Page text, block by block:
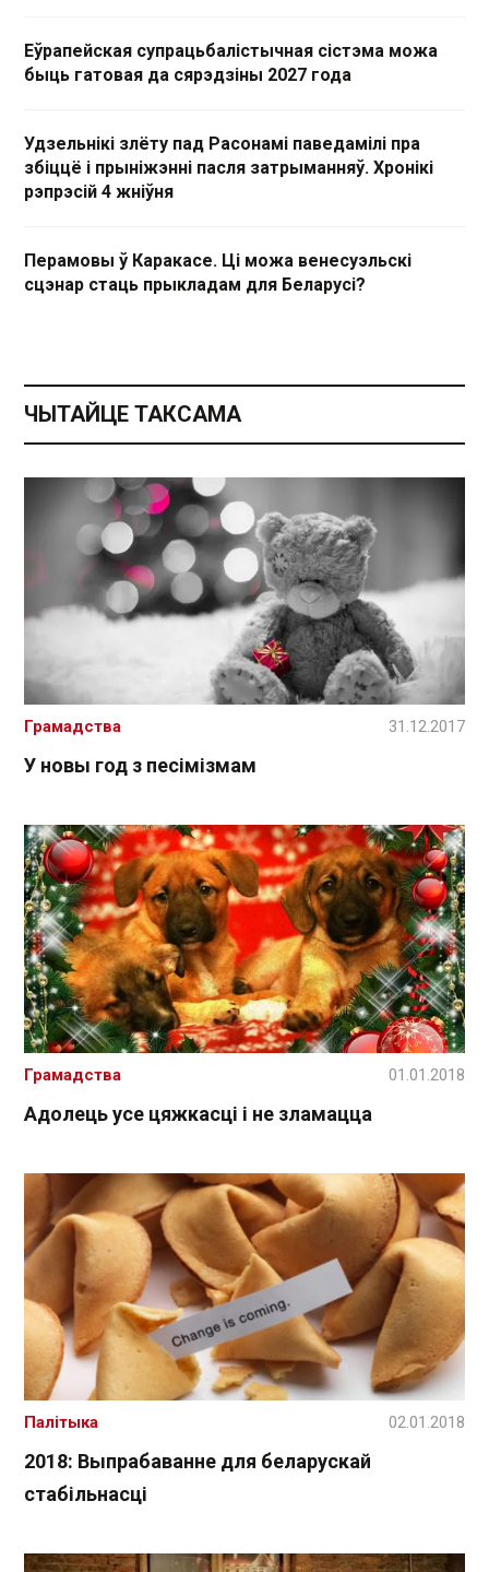
Еўрапейская супрацьбалістычная сістэма можа
быць гатовая да сярэдзіны 2027 года
Удзельнікі злёту пад Расонамі паведамілі пра
збіццё і прыніжэнні пасля затрыманняў. Хронікі
рэпрэсій 4 жніўня
Перамовы ў Каракасе. Ці можа венесуэльскі
сцэнар стаць прыкладам для Беларусі?
ЧЫТАЙЦЕ ТАКСАМА
У новы год з песімізмам
Грамадства 31.12.2017
Адолець усе цяжкасці і не зламацца
Грамадства 01.01.2018
2018: Выпрабаванне для беларускай
стабільнасці
Палітыка 02.01.2018